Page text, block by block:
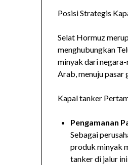
Posisi Strategis
Selat Hormuz
menghubungkan
minyak dari
Arab, menuju pasar
Kapal tanker
Pengamanan
Sebagai
produk minyak
tanker di jalur